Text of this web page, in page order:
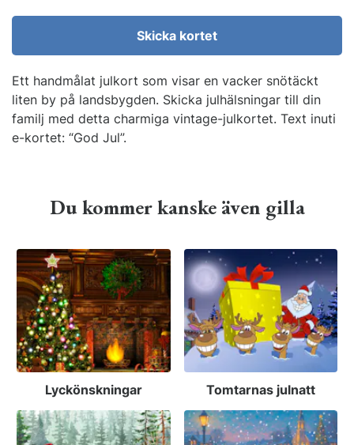
Skicka kortet
Ett handmålat julkort som visar en vacker snötäckt
liten by på landsbygden. Skicka julhälsningar till din
familj med detta charmiga vintage-julkortet. Text inuti
e-kortet: “God Jul”.
Du kommer kanske även gilla
Lyckönskningar Tomtarnas julnatt